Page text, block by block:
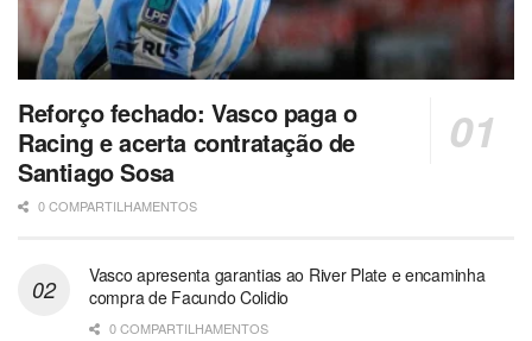
Reforço fechado: Vasco paga o
Racing e acerta contratação de
Santiago Sosa
0 COMPARTILHAMENTOS
Vasco apresenta garantias ao River Plate e encaminha
compra de Facundo Colidio
0 COMPARTILHAMENTOS